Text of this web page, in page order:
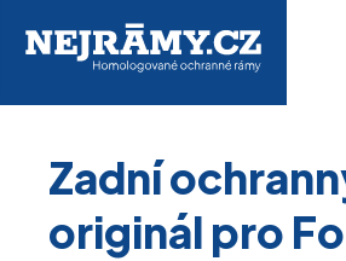
Zadní
originál pro